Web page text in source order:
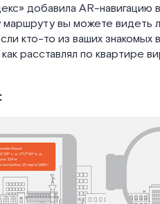
добавила AR-
вы можете видеть
кто-то из ваших
расставлял по квартире